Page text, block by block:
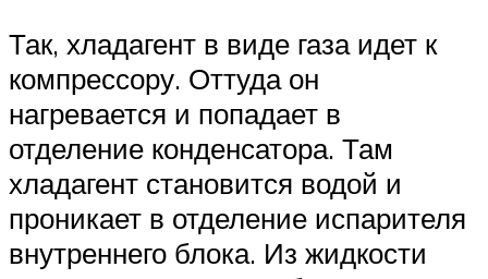
Так, хладагент в виде газа идет к
компрессору. Оттуда он
нагревается и попадает в
отделение конденсатора. Там
хладагент становится водой и
проникает в отделение испарителя
внутреннего блока. Из жидкости